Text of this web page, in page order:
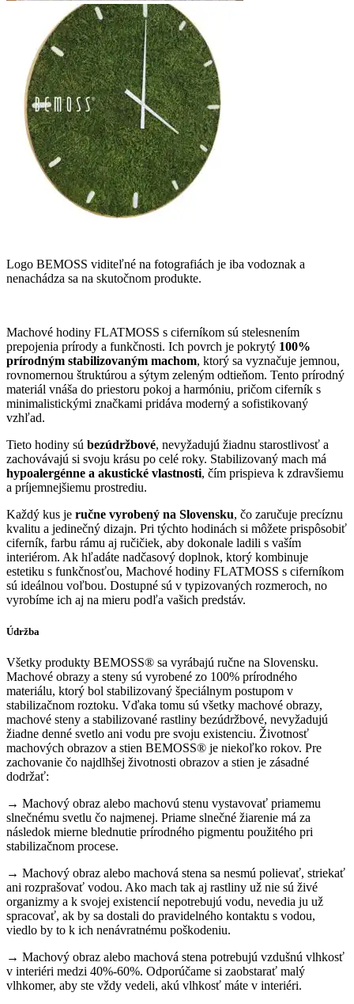
Logo BEMOSS viditeľné na fotografiách je iba vodoznak a
nenachádza sa na skutočnom produkte.
Machové hodiny FLATMOSS s ciferníkom sú stelesnením
prepojenia prírody a funkčnosti. Ich povrch je pokrytý 100%
prírodným stabilizovaným machom, ktorý sa vyznačuje jemnou,
rovnomernou štruktúrou a sýtym zeleným odtieňom. Tento prírodný
materiál vnáša do priestoru pokoj a harmóniu, pričom ciferník s
minimalistickými značkami pridáva moderný a sofistikovaný
vzhľad.
Tieto hodiny sú bezúdržbové, nevyžadujú žiadnu starostlivosť a
zachovávajú si svoju krásu po celé roky. Stabilizovaný mach má
hypoalergénne a akustické vlastnosti, čím prispieva k zdravšiemu
a príjemnejšiemu prostrediu.
Každý kus je ručne vyrobený na Slovensku, čo zaručuje precíznu
kvalitu a jedinečný dizajn. Pri týchto hodinách si môžete prispôsobiť
ciferník, farbu rámu aj ručičiek, aby dokonale ladili s vaším
interiérom. Ak hľadáte nadčasový doplnok, ktorý kombinuje
estetiku s funkčnosťou, Machové hodiny FLATMOSS s ciferníkom
sú ideálnou voľbou. Dostupné sú v typizovaných rozmeroch, no
vyrobíme ich aj na mieru podľa vašich predstáv.
Údržba
Všetky produkty BEMOSS® sa vyrábajú ručne na Slovensku.
Machové obrazy a steny sú vyrobené zo 100% prírodného
materiálu, ktorý bol stabilizovaný špeciálnym postupom v
stabilizačnom roztoku. Vďaka tomu sú všetky machové obrazy,
machové steny a stabilizované rastliny bezúdržbové, nevyžadujú
žiadne denné svetlo ani vodu pre svoju existenciu. Životnosť
machových obrazov a stien BEMOSS® je niekoľko rokov. Pre
zachovanie čo najdlhšej životnosti obrazov a stien je zásadné
dodržať:
→ Machový obraz alebo machovú stenu vystavovať priamemu
slnečnému svetlu čo najmenej. Priame slnečné žiarenie má za
následok mierne blednutie prírodného pigmentu použitého pri
stabilizačnom procese.
→ Machový obraz alebo machová stena sa nesmú polievať, striekať
ani rozprašovať vodou. Ako mach tak aj rastliny už nie sú živé
organizmy a k svojej existencií nepotrebujú vodu, nevedia ju už
spracovať, ak by sa dostali do pravidelného kontaktu s vodou,
viedlo by to k ich nenávratnému poškodeniu.
→ Machový obraz alebo machová stena potrebujú vzdušnú vlhkosť
v interiéri medzi 40%-60%. Odporúčame si zaobstarať malý
vlhkomer, aby ste vždy vedeli, akú vlhkosť máte v interiéri.